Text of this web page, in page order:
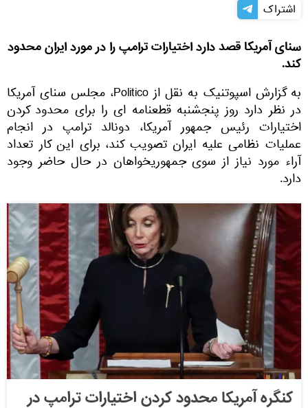
اشتراک
سنای آمریکا قصد دارد اختیارات ترامپ را در مورد ایران محدود
کند.
به گزارش اسپوتنیک به نقل از Politico، مجلس سنای آمریکا
در نظر دارد روز پنجشنبه قطعنامه ای را برای محدود کردن
اختیارات رئیس جمهور آمریكا، دونالد ترامپ در انجام
عملیات نظامی علیه ایران تصویب كند، برای این كار تعداد
آراء مورد نیاز از سوی جمهوریخواهان در حال حاضر وجود
دارد.
کنگره آمریکا محدود کردن اختیارات ترامپ در